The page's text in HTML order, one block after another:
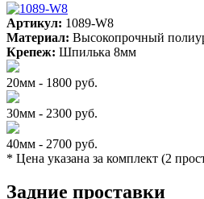
Артикул: 1089-W8
Материал: Высокопрочный
Крепеж: Шпилька 8мм
20мм - 1800 руб.
30мм - 2300 руб.
40мм - 2700 руб.
* Цена указана за комплект (2
Задние проставки